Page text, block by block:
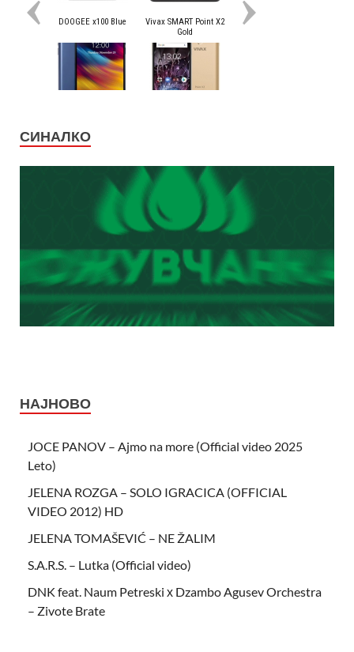
СИНАЛКО
НАЈНОВО
JOCE PANOV – Ajmo na more (Official video 2025
Leto)
JELENA ROZGA – SOLO IGRACICA (OFFICIAL
VIDEO 2012) HD
JELENA TOMAŠEVIĆ – NE ŽALIM
S.A.R.S. – Lutka (Official video)
DNK feat. Naum Petreski х Dzambo Agusev Orchestra
– Zivote Brate